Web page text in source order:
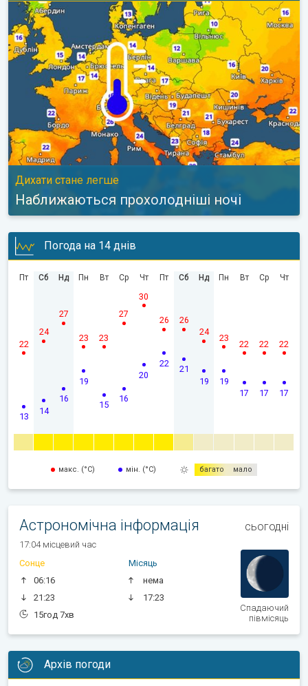
Наближаються прохолодніші ночі. Дихати стане легше. . .
Дихати стане легше
Наближаються прохолодніші ночі
Погода на 14 днів
Пт
13
22
Сб
14
24
Нд
16
27
Пн
19
23
Вт
15
23
Ср
16
27
Чт
20
30
Пт
22
26
Сб
21
26
Нд
19
24
Пн
19
23
Вт
17
22
Ср
17
22
Чт
17
22
макс. (°C) мін. (°C) багато мало
Астрономічна інформація сьогодні
17:04 місцевий час
Сонце
06:16
21:23
15год 7хв
Місяць
нема
17:23
Спадаючий
півмісяць
Архів погоди